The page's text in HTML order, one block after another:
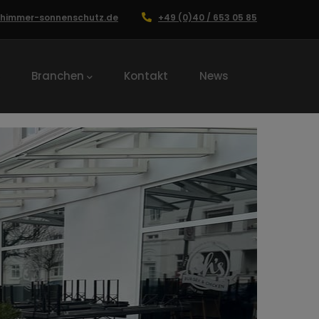
sonnenschutz.de +49 (0)40 / 653 05 85
Branchen Kontakt News